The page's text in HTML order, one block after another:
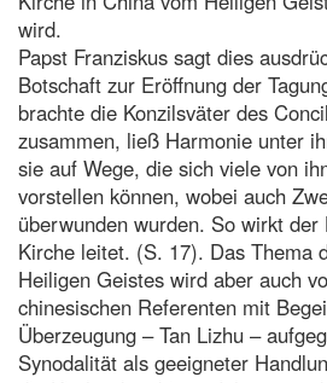
wird.
Papst Franziskus sagt dies
Botschaft zur Eröffnung der
brachte die Konzilsväter des
zusammen, ließ Harmonie unter
sie auf Wege, die sich viele von
vorstellen können, wobei auch
überwunden wurden. So wirkt
Kirche leitet. (S. 17). Das Thema
Heiligen Geistes wird aber auch
chinesischen Referenten mit
Überzeugung – Tan Lizhu –
Synodalität als geeigneter